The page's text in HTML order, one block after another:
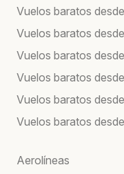
Vuelos baratos
Vuelos baratos
Vuelos baratos
Vuelos baratos
Vuelos baratos
Vuelos baratos
Aerolíneas